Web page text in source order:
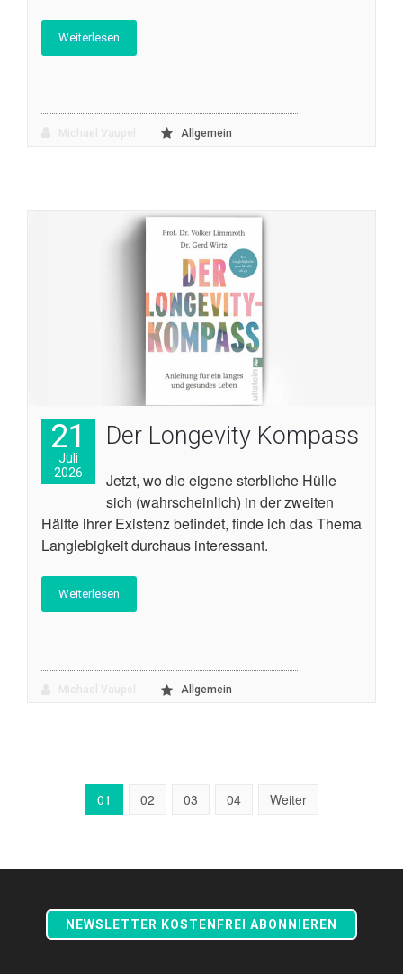
Weiterlesen
Allgemein
21
Juli
2026
Der Longevity Kompass
Jetzt, wo die eigene sterbliche Hülle
sich (wahrscheinlich) in der zweiten
Hälfte ihrer Existenz befindet, finde ich das Thema
Langlebigkeit durchaus interessant.
Weiterlesen
Allgemein
01 02 03 04 Weiter
NEWSLETTER KOSTENFREI ABONNIEREN